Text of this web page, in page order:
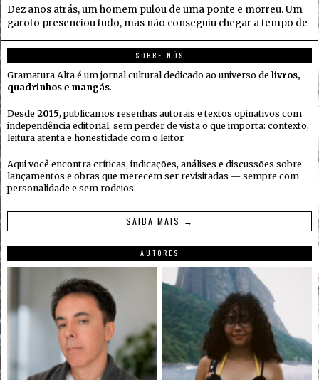
Dez anos atrás, um homem pulou de uma ponte e morreu. Um
garoto presenciou tudo, mas não conseguiu chegar a tempo de
SOBRE NÓS
Gramatura Alta é um jornal cultural dedicado ao universo de livros,
quadrinhos e mangás.
Desde 2015, publicamos resenhas autorais e textos opinativos com
independência editorial, sem perder de vista o que importa: contexto,
leitura atenta e honestidade com o leitor.
Aqui você encontra críticas, indicações, análises e discussões sobre
lançamentos e obras que merecem ser revisitadas — sempre com
personalidade e sem rodeios.
SAIBA MAIS →
AUTORES